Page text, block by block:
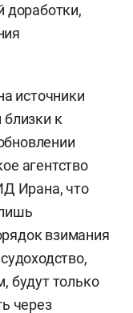
доработки,
источники
к
агентство
Ирана, что
взимания
будут только
через